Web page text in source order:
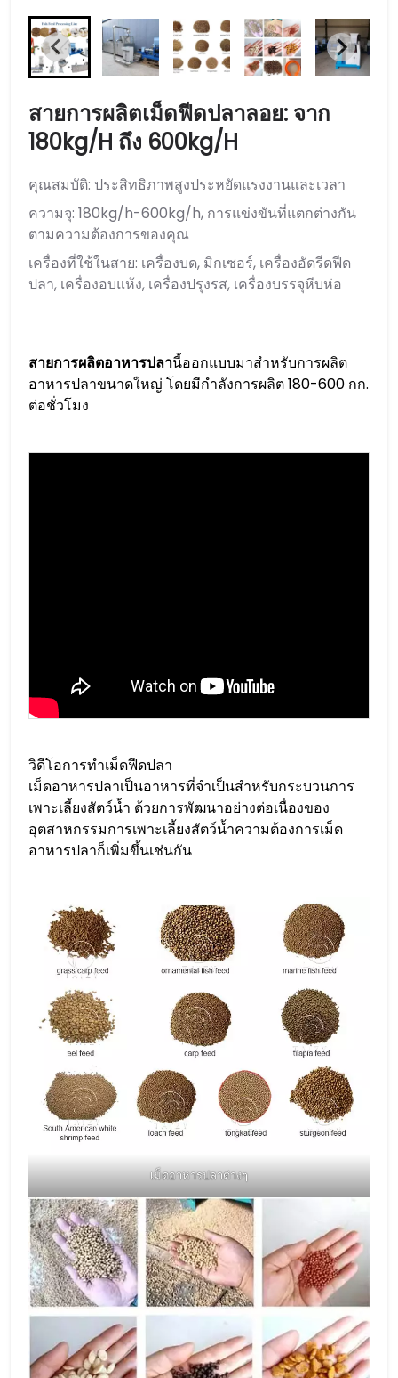
สายการผลิตเม็ดฟีดปลาลอย: จาก
180kg/h ถึง 600kg/h
คุณสมบัติ: ประสิทธิภาพสูงประหยัดแรงงานและเวลา
ความจุ: 180kg/h-600kg/h, การแข่งขันที่แตกต่างกัน
ตามความต้องการของคุณ
เครื่องที่ใช้ในสาย: เครื่องบด, มิกเซอร์, เครื่องอัดรีดฟีด
ปลา, เครื่องอบแห้ง, เครื่องปรุงรส, เครื่องบรรจุหีบห่อ
สายการผลิตอาหารปลานี้ออกแบบมาสำหรับการผลิต
อาหารปลาขนาดใหญ่ โดยมีกำลังการผลิต 180-600 กก.
ต่อชั่วโมง
วิดีโอการทำเม็ดฟีดปลา
เม็ดอาหารปลาเป็นอาหารที่จำเป็นสำหรับกระบวนการ
เพาะเลี้ยงสัตว์น้ำ ด้วยการพัฒนาอย่างต่อเนื่องของ
อุตสาหกรรมการเพาะเลี้ยงสัตว์น้ำความต้องการเม็ด
อาหารปลาก็เพิ่มขึ้นเช่นกัน
เม็ดอาหารปลาต่างๆ